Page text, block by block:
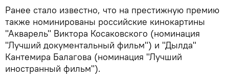
Ранее стало известно, что на престижную премию
также номинированы российские кинокартины
"Акварель" Виктора Косаковского (номинация
"Лучший документальный фильм") и "Дылда"
Кантемира Балагова (номинация "Лучший
иностранный фильм").